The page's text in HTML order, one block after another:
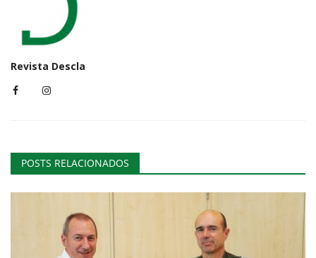
Revista Descla
POSTS RELACIONADOS